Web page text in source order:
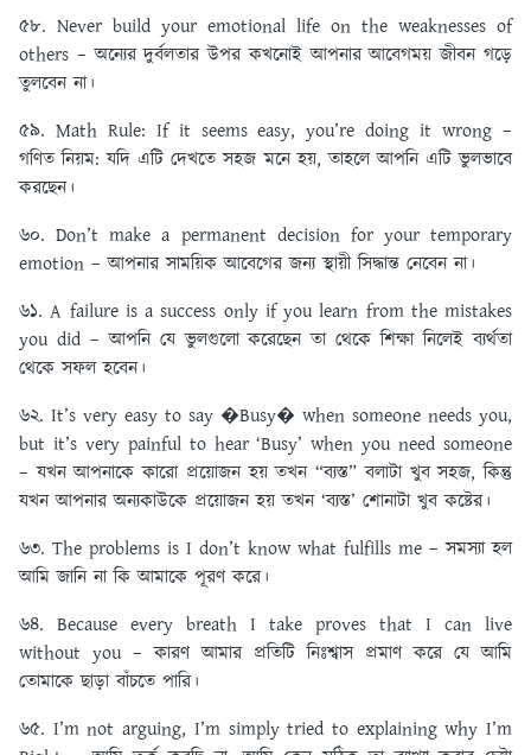
৫৮. Never build your emotional life on the weaknesses of
others – অন্যের দুর্বলতার উপর কখনোই আপনার আবেগময় জীবন গড়ে
তুলবেন না।
৫৯. Math Rule: If it seems easy, you’re doing it wrong –
গণিত নিয়ম: যদি এটি দেখতে সহজ মনে হয়, তাহলে আপনি এটি ভুলভাবে
করছেন।
৬০. Don’t make a permanent decision for your temporary
emotion – আপনার সাময়িক আবেগের জন্য স্থায়ী সিদ্ধান্ত নেবেন না।
৬১. A failure is a success only if you learn from the mistakes
you did – আপনি যে ভুলগুলো করেছেন তা থেকে শিক্ষা নিলেই ব্যর্থতা
থেকে সফল হবেন।
৬২. It’s very easy to say �Busy� when someone needs you,
but it’s very painful to hear ‘Busy’ when you need someone
– যখন আপনাকে কারো প্রয়োজন হয় তখন “ব্যস্ত” বলাটা খুব সহজ, কিন্তু
যখন আপনার অন্যকাউকে প্রয়োজন হয় তখন ‘ব্যস্ত’ শোনাটা খুব কষ্টের।
৬৩. The problems is I don’t know what fulfills me – সমস্যা হল
আমি জানি না কি আমাকে পূরণ করে।
৬৪. Because every breath I take proves that I can live
without you – কারণ আমার প্রতিটি নিঃশ্বাস প্রমাণ করে যে আমি
তোমাকে ছাড়া বাঁচতে পারি।
৬৫. I’m not arguing, I’m simply tried to explaining why I’m